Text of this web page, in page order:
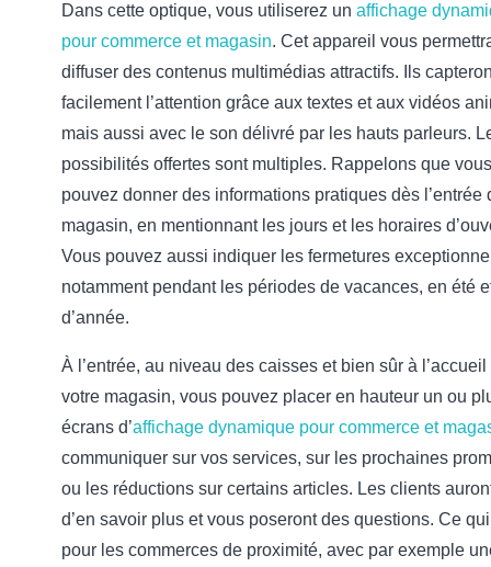
Dans cette optique, vous utiliserez un affichage
pour commerce et magasin. Cet appareil vous
diffuser des contenus multimédias attractifs. Ils
facilement l’attention grâce aux textes et aux vidéos
mais aussi avec le son délivré par les hauts parleurs.
possibilités offertes sont multiples. Rappelons que vous
pouvez donner des informations pratiques dès l’entrée
magasin, en mentionnant les jours et les horaires
Vous pouvez aussi indiquer les fermetures
notamment pendant les périodes de vacances, en été
d’année.
À l’entrée, au niveau des caisses et bien sûr à l’accueil
votre magasin, vous pouvez placer en hauteur un ou
écrans d’affichage dynamique pour commerce et
communiquer sur vos services, sur les prochaines
ou les réductions sur certains articles. Les clients
d’en savoir plus et vous poseront des questions. Ce
pour les commerces de proximité, avec par exemple